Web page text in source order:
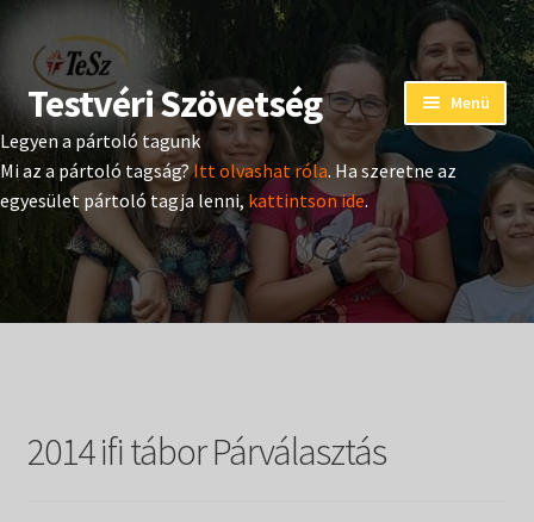
Ugrás
a
navigációhoz
Kilépés
a
tartalomba
Testvéri Szövetség Menü
Eseménynaptár
Adományozás
Pártoló tag belépés
Kiadványok
Legyen a pártoló tagunk
Mi az a pártoló tagság?Itt olvashat róla. Ha szeretne az
egyesület pártoló tagja lenni, kattintson ide.
2014 ifi tábor Párválasztás